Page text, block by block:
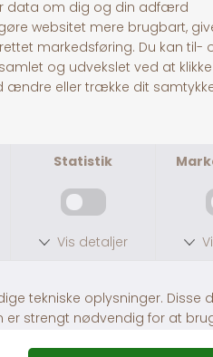
fosfor: 13g/kg,
16g/kg, natrium: 6g/kg,
jern: 602mg/kg, mangan:
kobber: 244mg/kg, jod:
selen: 3,4mg/kg